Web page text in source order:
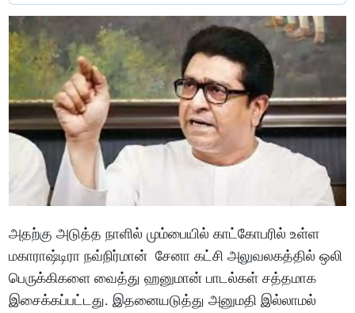
அதற்கு அடுத்த நாளில் மும்பையில் காட்கோபரில் உள்ள
மகாராஷ்டிரா நவ்நிர்மான் சேனா கட்சி அலுவலகத்தில் ஒலி
பெருக்கிகளை வைத்து ஹனுமான் பாடல்கள் சத்தமாக
இசைக்கப்பட்டது. இதனையடுத்து அனுமதி இல்லாமல்